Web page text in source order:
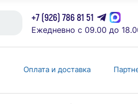
+7 (926) 786 81 51
Ежедневно с 09.00 до
Оплата и доставка